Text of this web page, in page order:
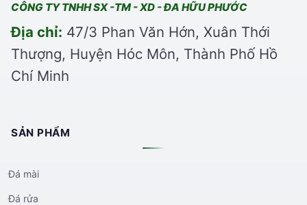
CÔNG TY TNHH SX -TM - XD - ĐA HỮU PHƯỚC
Địa chỉ: 47/3 Phan Văn Hớn, Xuân Thới
Thượng, Huyện Hóc Môn, Thành Phố Hồ
Chí Minh
SẢN PHẨM
Đá mài
Đá rửa